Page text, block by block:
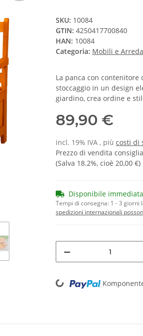
SKU: 10084
GTIN: 4250417700840
HAN: 10084
Categoria: Mobili e
La panca con contenitore
stoccaggio in un design
giardino, crea ordine e
89,90 €
incl. 19% IVA , più costi di
Prezzo di vendita
(Salva 18.2%, cioè 20,00 €)
Disponibile
Tempi di consegna: 1 - 3 giorni
spedizioni internazionali
Loading...